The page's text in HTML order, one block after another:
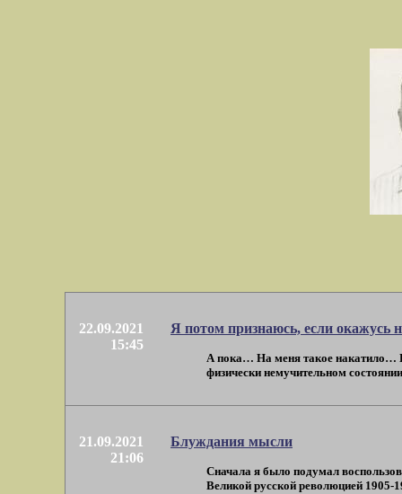
22.09.2021
15:45
Я потом признаюсь, если окажусь
А пока… На меня такое накатило…
физически немучительном
21.09.2021
21:06
Блуждания мысли
Сначала я было подумал
Великой русской революцией 1905-